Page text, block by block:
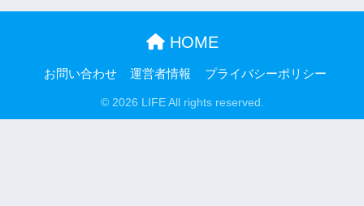
HOME
お問い合わせ 運営者情報 プライバシーポリシー
© 2026 LIFE All rights reserved.